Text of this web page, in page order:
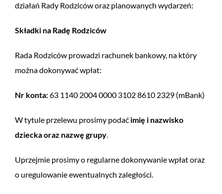
działań Rady Rodziców oraz planowanych wydarzeń:
Składki na Radę Rodziców
Rada Rodziców prowadzi rachunek bankowy, na który
można dokonywać wpłat:
Nr konta:63 1140 2004 0000 3102 8610 2329 (mBank)
W tytule przelewu prosimy podać imię i nazwisko
dziecka oraz nazwę grupy.
Uprzejmie prosimy o regularne dokonywanie wpłat oraz
o uregulowanie ewentualnych zaległości.